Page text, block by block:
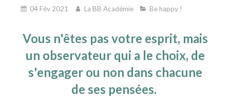
04 Fév 2021 La BB Académie Be happy !
Vous n'êtes pas votre esprit, mais
un observateur qui a le choix, de
s'engager ou non dans chacune
de ses pensées.